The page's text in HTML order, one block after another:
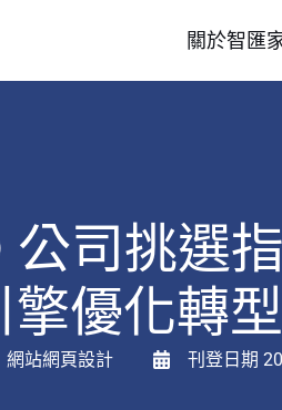
關於智匯
司挑選
擎優化轉
網站網頁設計 刊登日期